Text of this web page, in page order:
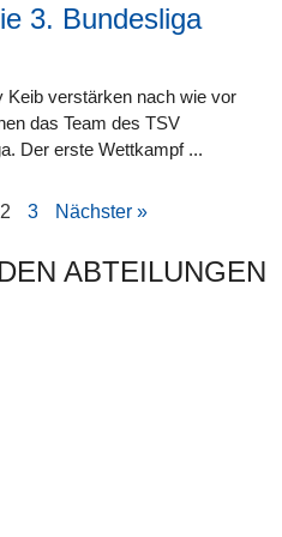
AB­TEI­LUNG­EN
3. Bundesliga
Keib verstärken nach wie vor
das Team des TSV
Der erste Wettkampf
2 3 Nächster »